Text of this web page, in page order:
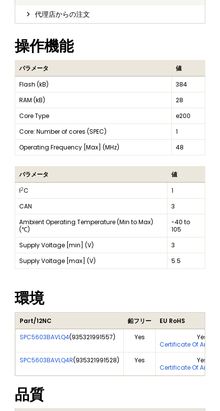
代理店からの注文
操作機能
パラメータ
値
Flash (kB)
384
RAM (kB)
28
Core Type
e200
Core: Number of cores (SPEC)
1
Operating Frequency [Max] (MHz)
48
パラメータ
値
I2C
1
CAN
3
Ambient Operating Temperature (Min to Max)
(℃)
-40 to
105
Supply Voltage [min] (V)
3
Supply Voltage [max] (V)
5.5
環境
Part/12NC 鉛フリー
EU RoHS
SPC5603BAVLQ4(935321991557) Yes
Yes
Certificate Of
SPC5603BAVLQ4R(935321991528) Yes
Yes
Certificate Of
品質